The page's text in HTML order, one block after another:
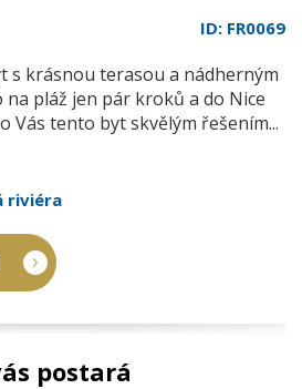
ID: FR0069
s krásnou terasou a nádherným
na pláž jen pár kroků a do Nice
Vás tento byt skvělým řešením...
riviéra
postará